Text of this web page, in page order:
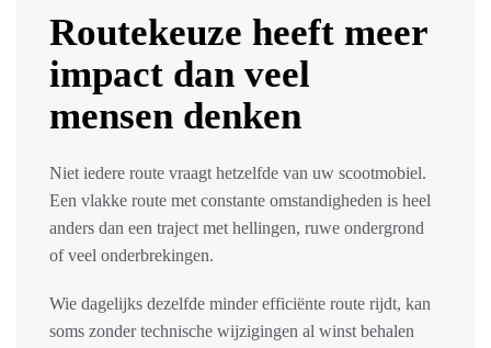
Routekeuze heeft meer
impact dan veel
mensen denken
Niet iedere route vraagt hetzelfde van uw scootmobiel.
Een vlakke route met constante omstandigheden is heel
anders dan een traject met hellingen, ruwe ondergrond
of veel onderbrekingen.
Wie dagelijks dezelfde minder efficiënte route rijdt, kan
soms zonder technische wijzigingen al winst behalen